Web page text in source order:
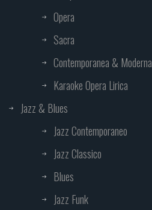
Opera
Sacra
Contemporanea & Moderna
Karaoke Opera Lirica
Jazz & Blues
Jazz Contemporaneo
Jazz Classico
Blues
Jazz Funk